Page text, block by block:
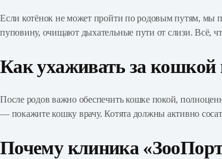
Если котёнок не может пройти по родовым путям, мы
пуповину, очищают дыхательные пути от слизи. Всё,
Как ухаживать за кошкой
После родов важно обеспечить кошке покой,
— покажите кошку врачу. Котята должны активно
Почему клиника